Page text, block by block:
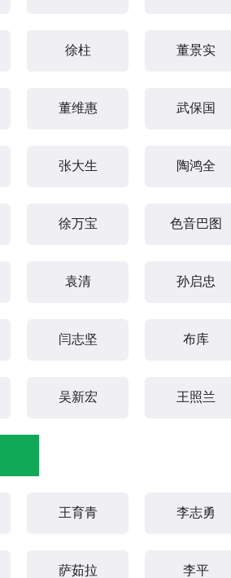
徐柱 董景实
董维惠 武保国
张大生 陶鸿全
徐万宝 色音巴图
袁清 孙启忠
闫志坚 布库
吴新宏 王照兰
王育青 李志勇
萨茹拉 李平